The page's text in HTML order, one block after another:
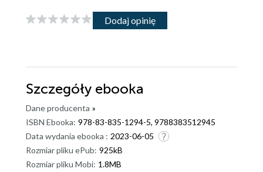
Dodaj opinię
Szczegóły ebooka
Dane producenta »
ISBN Ebooka: 978-83-835-1294-5, 9788383512945
Data wydania ebooka : 2023-06-05
Rozmiar pliku ePub: 925kB
Rozmiar pliku Mobi: 1.8MB